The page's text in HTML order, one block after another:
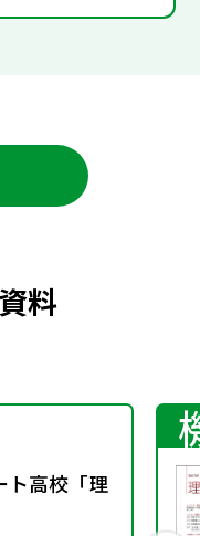
料
ト高校「理